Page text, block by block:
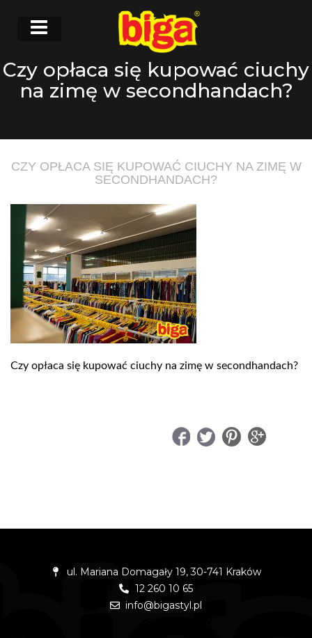
Czy opłaca się kupować ciuchy
na zimę w secondhandach?
CZY OPŁACA SIĘ KUPOWAĆ CIUCHY NA ZIMĘ W
SECONDHANDACH?
Czy opłaca się kupować ciuchy na zimę w secondhandach?
ul. Mariana Domagały 19, 30-741 Kraków
12 260 10 65
info@bigastyl.pl